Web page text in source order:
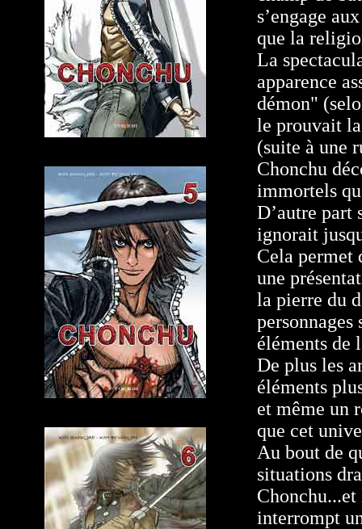
s’engage
que la
La
apparence
démon"
le prouvait
(suite à une
Chonchu
immortels
D’autre part
ignorait
Cela permet
une
la pierre du
personnages
éléments de
De plus les
éléments
et même un
que cet
Au bout de
situations
interrompt